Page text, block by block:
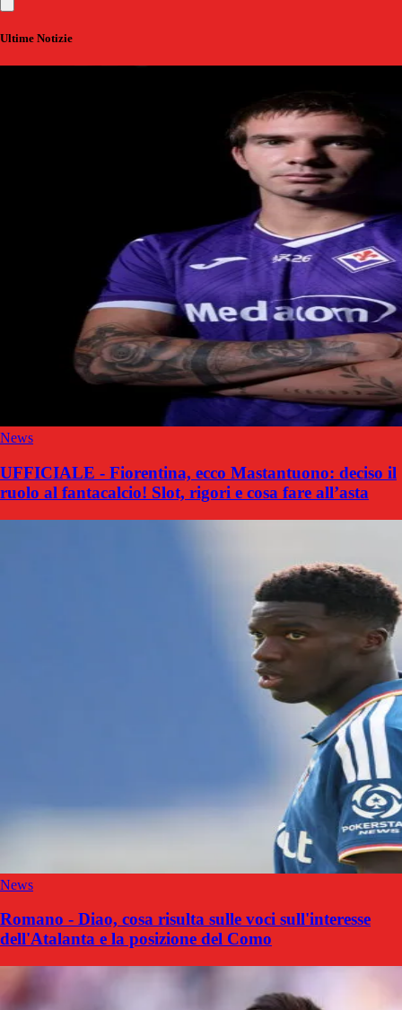
Ultime Notizie
News
UFFICIALE - Fiorentina, ecco Mastantuono: deciso il
ruolo al fantacalcio! Slot, rigori e cosa fare all’asta
News
Romano - Diao, cosa risulta sulle voci sull'interesse
dell'Atalanta e la posizione del Como